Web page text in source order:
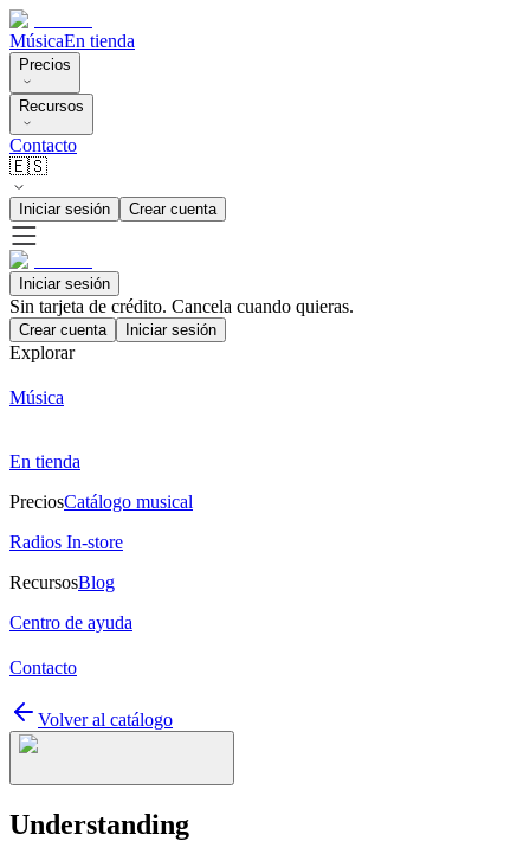
MúsicaEn tienda
Precios
Recursos
Contacto
🇪🇸
Iniciar sesión Crear cuenta
Iniciar sesión
Sin tarjeta de crédito. Cancela cuando quieras.
Crear cuenta Iniciar sesión
Explorar
Música
En tienda
PreciosCatálogo musical
Radios In-store
RecursosBlog
Centro de ayuda
Contacto
Volver al catálogo
Understanding